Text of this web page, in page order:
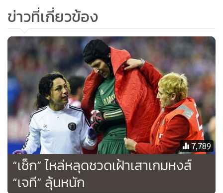
ข่าวที่เกี่ยวข้อง
7,789
“เช็ก” ไหล่หลุดชวดเฝ้าเสาเกมหงส์
“เจที” ลุ้นหนัก